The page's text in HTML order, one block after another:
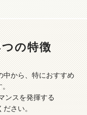
の特徴
中から、特におすすめ
ンスを発揮する
さい。